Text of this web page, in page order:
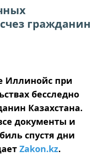
гражданин
Иллинойс при
бесследно
Казахстана.
документы и
спустя дни
Zakon.kz.